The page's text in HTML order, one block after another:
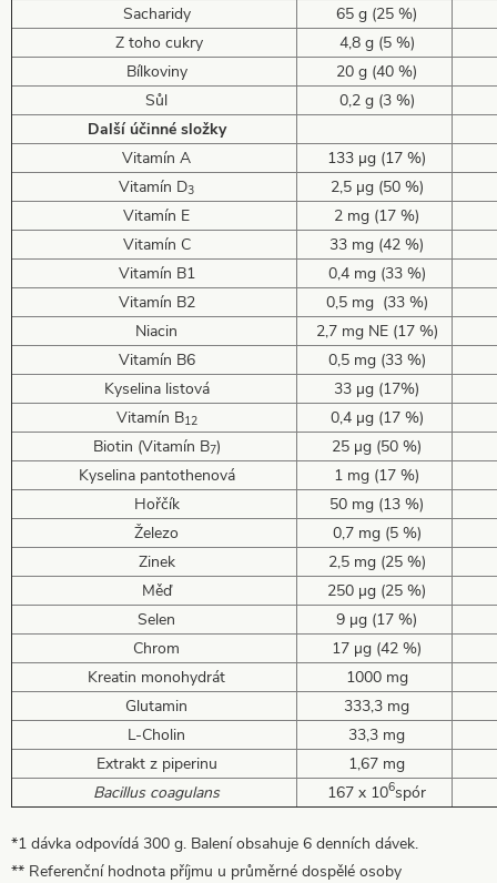
Sacharidy
65 g (25 %)
Z toho cukry
4,8 g (5 %)
Bílkoviny
20 g (40 %)
Sůl
0,2 g (3 %)
Další účinné složky
Vitamín A
133 µg (17 %)
Vitamín D3
2,5 µg (50 %)
Vitamín E
2 mg (17 %)
Vitamín C
33 mg (42 %)
Vitamín B1
0,4 mg (33 %)
Vitamín B2
0,5 mg (33 %)
Niacin
2,7 mg NE (17 %)
Vitamín B6
0,5 mg (33 %)
Kyselina listová
33 µg (17%)
Vitamín B12
0,4 µg (17 %)
Biotin (Vitamín B7)
25 µg (50 %)
Kyselina pantothenová
1 mg (17 %)
Hořčík
50 mg (13 %)
Železo
0,7 mg (5 %)
Zinek
2,5 mg (25 %)
Měď
250 µg (25 %)
Selen
9 µg (17 %)
Chrom
17 µg (42 %)
Kreatin monohydrát
1000 mg
Glutamin
333,3 mg
L-Cholin
33,3 mg
Extrakt z piperinu
1,67 mg
Bacillus coagulans
167 x 106spór
*1 dávka odpovídá 300 g. Balení obsahuje 6 denních dávek.
** Referenční hodnota příjmu u průměrné dospělé osoby